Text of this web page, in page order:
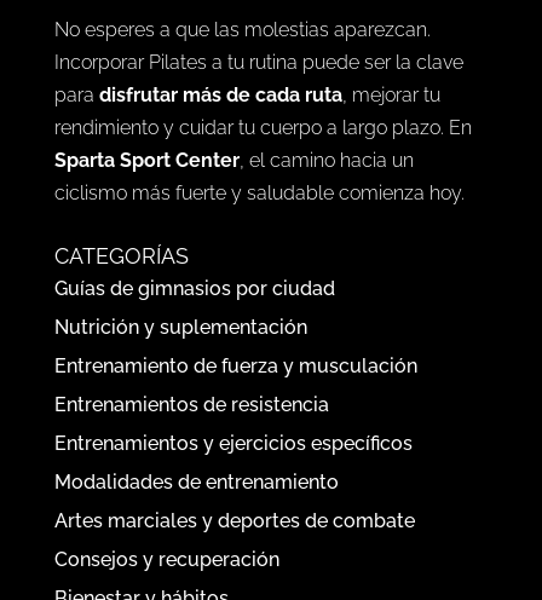
cada sesión sea una experiencia completa.
No esperes a que las molestias aparezcan.
Incorporar Pilates a tu rutina puede ser la clave
paradisfrutar más de cada ruta , mejorar tu
rendimiento y cuidar tu cuerpo a largo plazo. En
ciclismo más fuerte y saludable comienza hoy.
CATEGORÍAS
Guías de gimnasios por ciudad
Nutrición y suplementación
Entrenamiento de fuerza y musculación
Entrenamientos de resistencia
Entrenamientos y ejercicios específicos
Modalidades de entrenamiento
Artes marciales y deportes de combate